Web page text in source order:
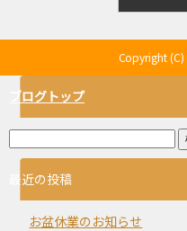
Copyright
ブログトップ
最近の投稿
お盆休業のお知らせ